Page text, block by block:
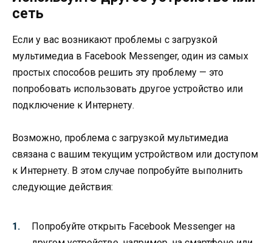
сеть
Если у вас возникают проблемы с загрузкой
мультимедиа в Facebook Messenger, один из самых
простых способов решить эту проблему — это
попробовать использовать другое устройство или
подключение к Интернету.
Возможно, проблема с загрузкой мультимедиа
связана с вашим текущим устройством или доступом
к Интернету. В этом случае попробуйте выполнить
следующие действия:
Попробуйте открыть Facebook Messenger на